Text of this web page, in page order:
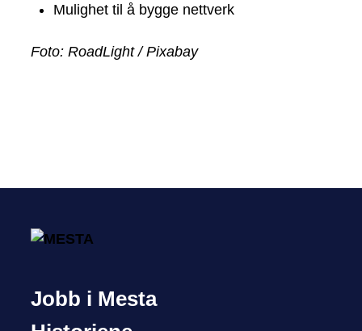
Mulighet til å bygge nettverk
Foto: RoadLight / Pixabay
Jobb i Mesta